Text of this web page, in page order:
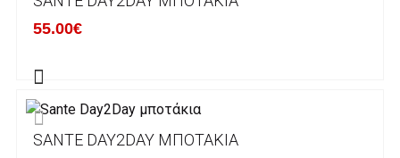
Τα προϊόντα που παραγγέλνει ο χρήστης μέσω
του ηλεκτρονικού καταστήματος lablanca.gr
Χρόνος Διεκπεραίωσης Παραγγελιών:
55.00€
SANTE DAY2DAY ΜΠΟΤΆΚΙΑ